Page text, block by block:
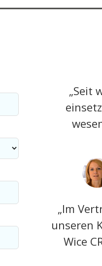
„Seit
„Im
unseren
Wice